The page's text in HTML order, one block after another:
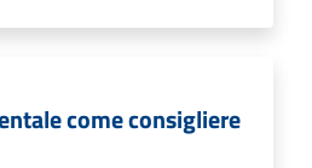
come consigliere